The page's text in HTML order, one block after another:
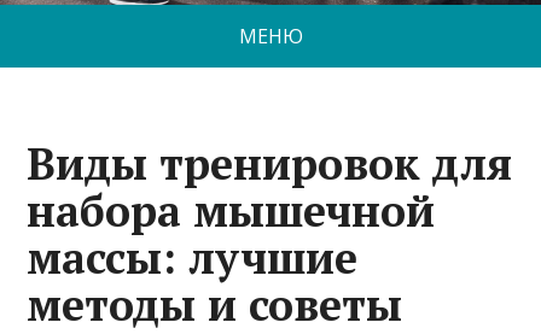
МЕНЮ
Виды тренировок для
набора мышечной
массы: лучшие
методы и советы